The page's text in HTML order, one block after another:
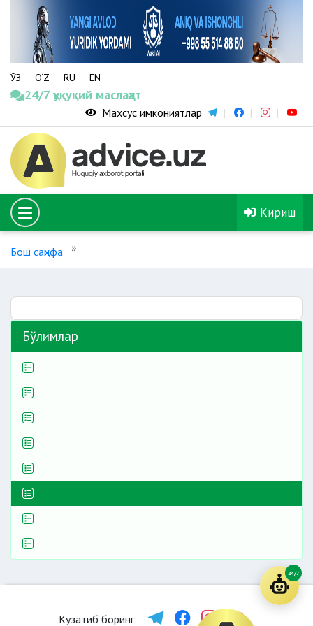
ЎЗ O‘Z RU EN
24/7 ҳуқуқий маслаҳат
Махсус имкониятлар
Кириш
Бош саҳифа
Бўлимлар
Кузатиб боринг:
24/7